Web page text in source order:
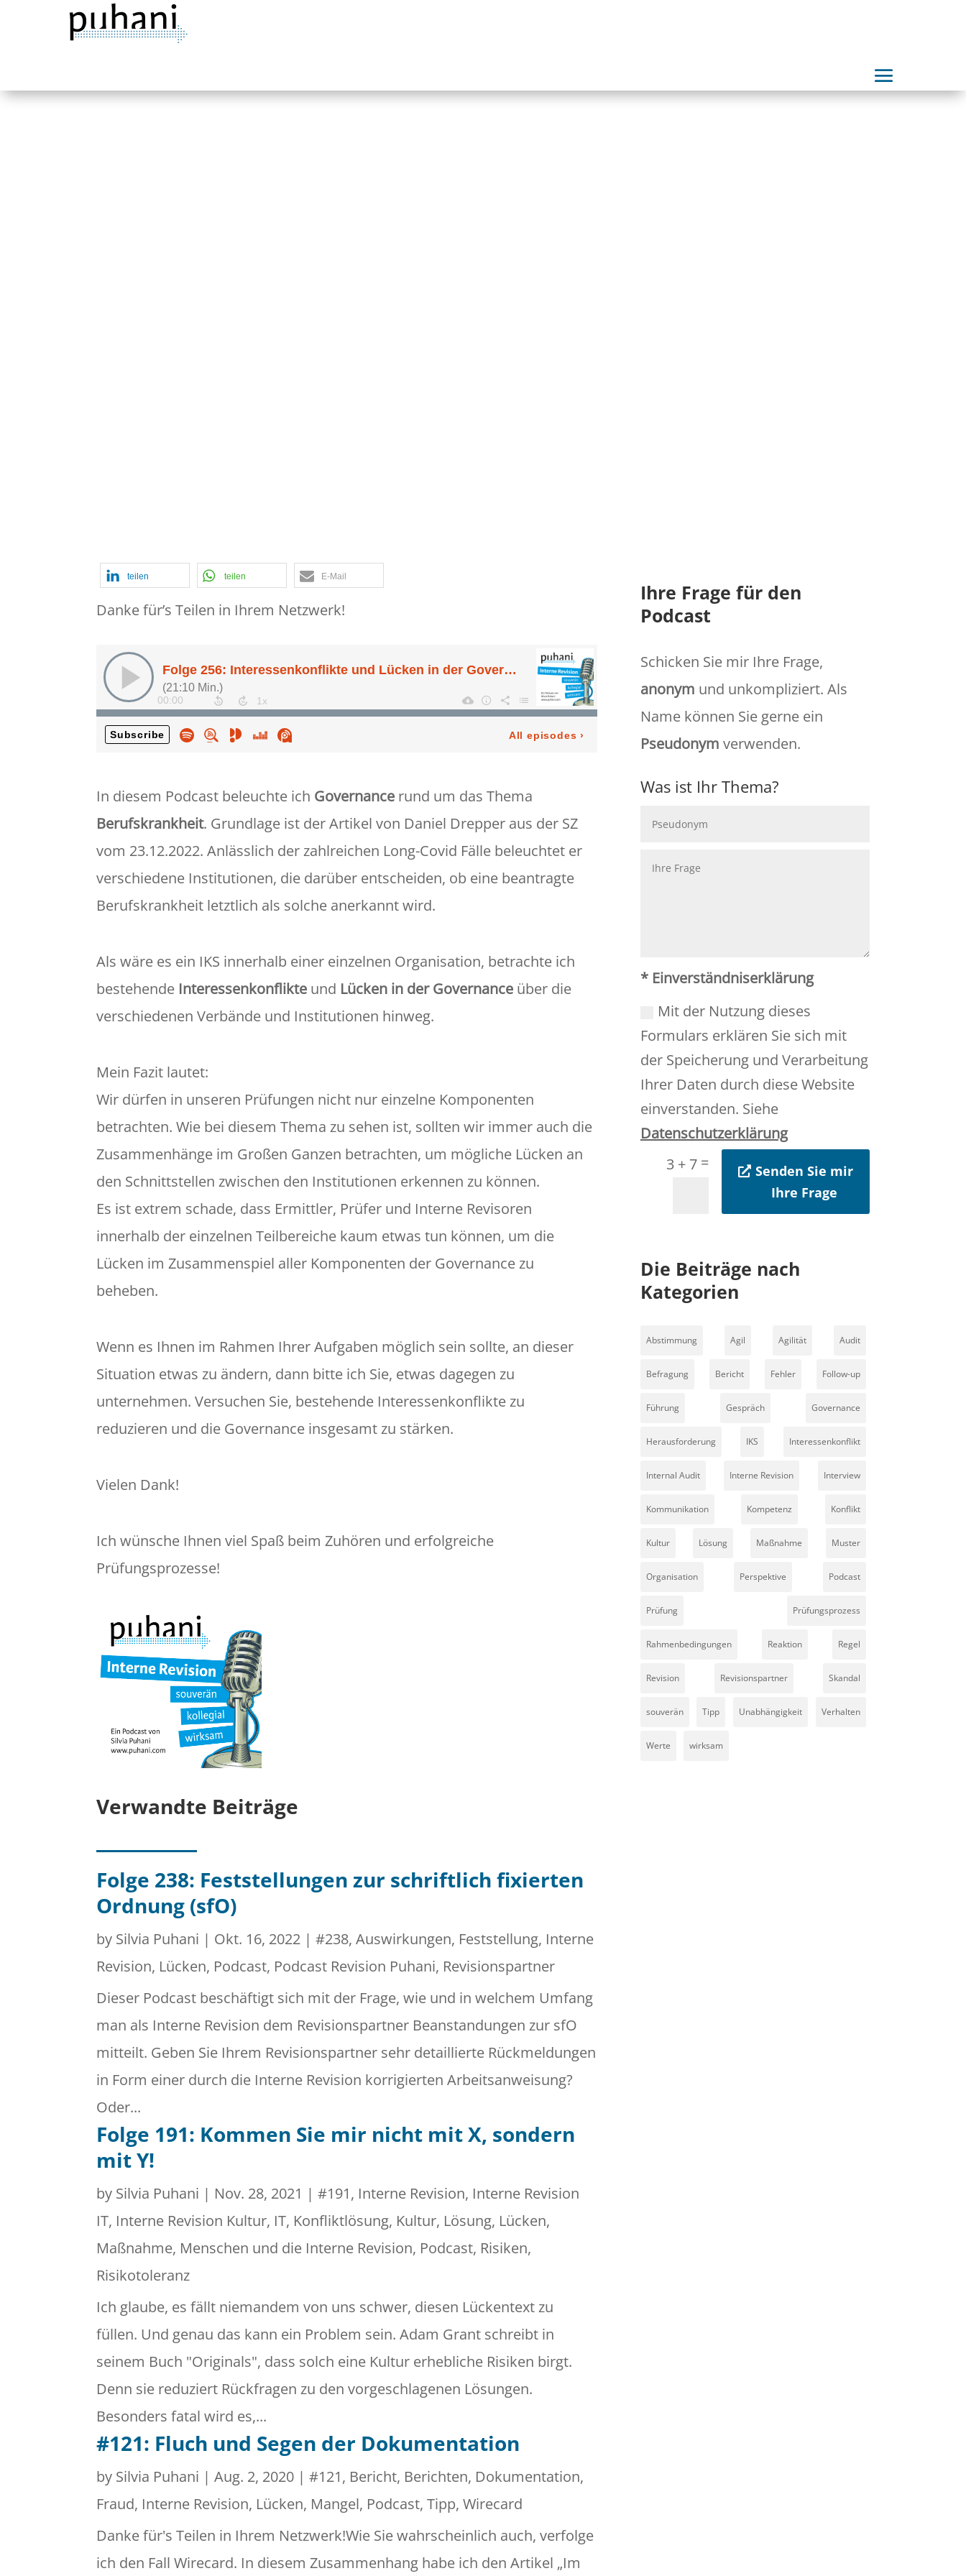
teilen teilen E-Mail
Danke für’s Teilen in Ihrem Netzwerk!
In diesem Podcast beleuchte ich Governance rund um das Thema
Berufskrankheit. Grundlage ist der Artikel von Daniel Drepper aus der SZ
vom 23.12.2022. Anlässlich der zahlreichen Long-Covid Fälle beleuchtet er
verschiedene Institutionen, die darüber entscheiden, ob eine beantragte
Berufskrankheit letztlich als solche anerkannt wird.
Als wäre es ein IKS innerhalb einer einzelnen Organisation, betrachte ich
bestehende Interessenkonflikte und Lücken in der Governance über die
verschiedenen Verbände und Institutionen hinweg.
Mein Fazit lautet:
Wir dürfen in unseren Prüfungen nicht nur einzelne Komponenten
betrachten. Wie bei diesem Thema zu sehen ist, sollten wir immer auch die
Zusammenhänge im Großen Ganzen betrachten, um mögliche Lücken an
den Schnittstellen zwischen den Institutionen erkennen zu können.
Es ist extrem schade, dass Ermittler, Prüfer und Interne Revisoren
innerhalb der einzelnen Teilbereiche kaum etwas tun können, um die
Lücken im Zusammenspiel aller Komponenten der Governance zu
beheben.
Wenn es Ihnen im Rahmen Ihrer Aufgaben möglich sein sollte, an dieser
Situation etwas zu ändern, dann bitte ich Sie, etwas dagegen zu
unternehmen. Versuchen Sie, bestehende Interessenkonflikte zu
reduzieren und die Governance insgesamt zu stärken.
Vielen Dank!
Ich wünsche Ihnen viel Spaß beim Zuhören und erfolgreiche
Prüfungsprozesse!
Verwandte Beiträge
Folge 238: Feststellungen zur schriftlich fixierten
Ordnung (sfO)
by Silvia Puhani | Okt. 16, 2022 |#238,Auswirkungen, Feststellung, Interne
Revision, Lücken, Podcast, Podcast Revision Puhani, Revisionspartner
Dieser Podcast beschäftigt sich mit der Frage, wie und in welchem Umfang
man als Interne Revision dem Revisionspartner Beanstandungen zur sfO
mitteilt. Geben Sie Ihrem Revisionspartner sehr detaillierte Rückmeldungen
in Form einer durch die Interne Revision korrigierten Arbeitsanweisung?
Oder...
Folge 191: Kommen Sie mir nicht mit X, sondern
mit Y!
by Silvia Puhani | Nov. 28, 2021 |#191, Interne Revision, Interne Revision
IT, Interne Revision Kultur, IT, Konfliktlösung, Kultur, Lösung, Lücken,
Maßnahme, Menschen und die Interne Revision, Podcast, Risiken,
Risikotoleranz
Ich glaube, es fällt niemandem von uns schwer, diesen Lückentext zu
füllen. Und genau das kann ein Problem sein. Adam Grant schreibt in
seinem Buch "Originals", dass solch eine Kultur erhebliche Risiken birgt.
Denn sie reduziert Rückfragen zu den vorgeschlagenen Lösungen.
Besonders fatal wird es,...
#121: Fluch und Segen der Dokumentation
by Silvia Puhani |Aug. 2, 2020 |#121, Bericht, Berichten, Dokumentation,
Fraud, Interne Revision, Lücken, Mangel, Podcast,Tipp,Wirecard
Danke für's Teilen in Ihrem Netzwerk!Wie Sie wahrscheinlich auch, verfolge
ich den Fall Wirecard. In diesem Zusammenhang habe ich den Artikel „Im
Ihre Frage für den
Podcast
Schicken Sie mir Ihre Frage,
anonym und unkompliziert. Als
Name können Sie gerne ein
Pseudonym verwenden.
Was ist Ihr Thema?
* Einverständniserklärung
Mit der Nutzung dieses
Formulars erklären Sie sich mit
der Speicherung und Verarbeitung
Ihrer Daten durch diese Website
einverstanden. Siehe
Datenschutzerklärung
3 + 7 =
Senden Sie mir
Ihre Frage
Die Beiträge nach
Kategorien
Abstimmung Agil Agilität Audit
Befragung Bericht Fehler Follow-up
Führung Gespräch Governance
Herausforderung IKS Interessenkonflikt
Internal Audit Interne Revision Interview
Kommunikation Kompetenz Konflikt
Kultur Lösung Maßnahme Muster
Organisation Perspektive Podcast
Prüfung Prüfungsprozess
Rahmenbedingungen Reaktion Regel
Revision Revisionspartner Skandal
souverän Tipp Unabhängigkeit Verhalten
Werte wirksam